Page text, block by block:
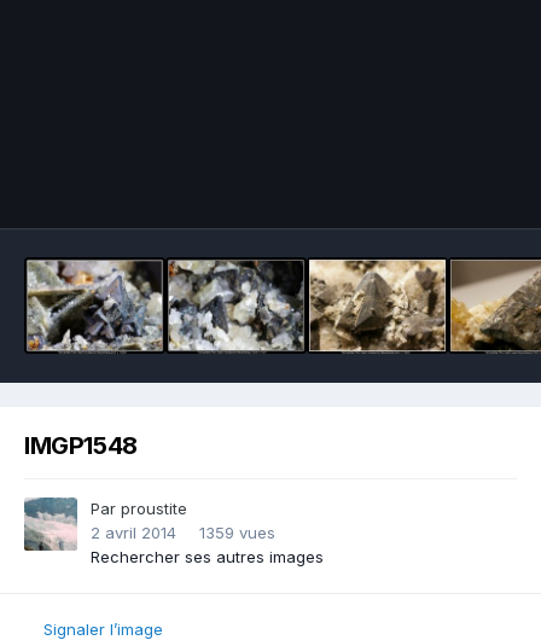
IMGP1548
Par proustite
2 avril 2014
1359 vues
Rechercher ses autres images
Signaler l’image